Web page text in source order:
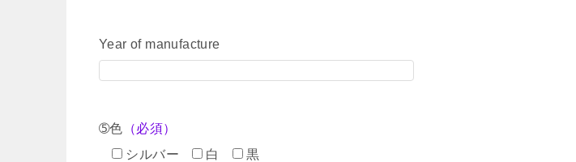
Year of manufacture
➄色 （必須）
シルバー
白 黒